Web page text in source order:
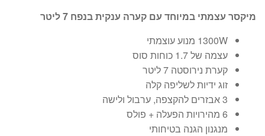
היה:
₪699.
הוא:
₪549.
מיקסר עצמתי במיוחד עם קערה ענקית בנפח 7 ליטר
1300W מנוע עוצמתי
עצמה של 1.7 כוחות סוס
קערת נירוסטה 7 ליטר
זוג ידיות לשליפה קלה
3 אבזרים להקצפה, ערבול ולישה
6 מהירויות הפעלה + פולס
מנגנון הגנה בטיחותי